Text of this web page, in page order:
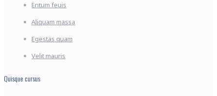
Entum feuis
Aliquam massa
Egestas quam
Velit mauris
Quisque cursus